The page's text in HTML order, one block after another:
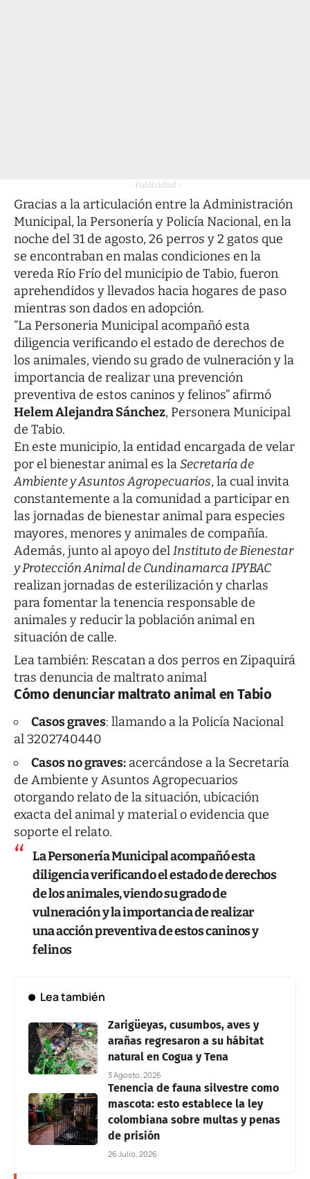
- Publicidad -
Gracias a la articulación entre la Administración
Municipal, la Personería y Policía Nacional, en la
noche del 31 de agosto, 26 perros y 2 gatos que
se encontraban en malas condiciones en la
vereda Río Frío del municipio de Tabio, fueron
aprehendidos y llevados hacia hogares de paso
mientras son dados en adopción.
“La Personeria Municipal acompañó esta
diligencia verificando el estado de derechos de
los animales, viendo su grado de vulneración y la
importancia de realizar una prevención
preventiva de estos caninos y felinos” afirmó
Helem Alejandra Sánchez, Personera Municipal
de Tabio.
En este municipio, la entidad encargada de velar
por el bienestar animal es laSecretaría de
Ambiente y Asuntos Agropecuarios, la cual invita
constantemente a la comunidad a participar en
las jornadas de bienestar animal para especies
mayores, menores y animales de compañía.
Además, junto al apoyo delInstituto de Bienestar
y Protección Animal de Cundinamarca IPYBAC
realizan jornadas de esterilización y charlas
para fomentar la tenencia responsable de
animales y reducir la población animal en
situación de calle.
Lea también: Rescatan a dos perros en Zipaquirá
tras denuncia de maltrato animal
Cómo denunciar maltrato animal en Tabio
Casos graves: llamando a la Policía Nacional
al 3202740440
Casos no graves: acercándose a la Secretaría
de Ambiente y Asuntos Agropecuarios
otorgando relato de la situación, ubicación
exacta del animal y material o evidencia que
soporte el relato.
La Personería Municipal acompañó esta
diligencia verificando el estado de derechos
de los animales, viendo su grado de
vulneración y la importancia de realizar
una acción preventiva de estos caninos y
felinos
Lea también
Zarigüeyas, cusumbos, aves y
arañas regresaron a su hábitat
natural en Cogua y Tena
3 Agosto, 2026
Tenencia de fauna silvestre como
mascota: esto establece la ley
colombiana sobre multas y penas
de prisión
26 Julio, 2026